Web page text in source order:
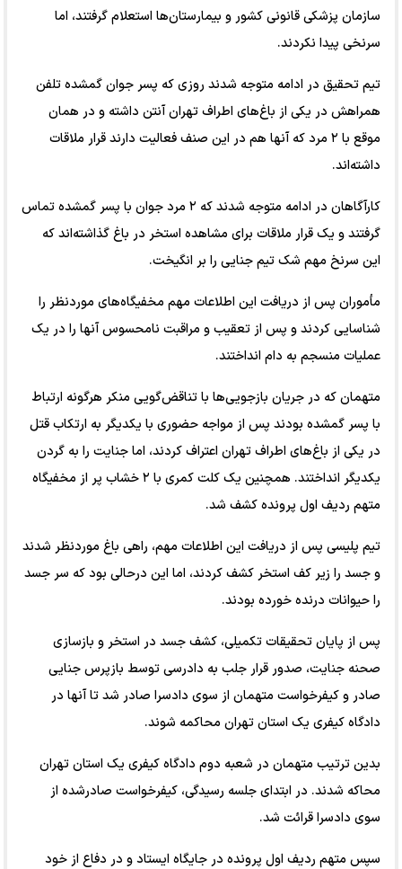
سازمان پزشکی قانونی کشور و بیمارستان‌ها استعلام گرفتند، اما
سرنخی پیدا نکردند.
تیم تحقیق در ادامه متوجه شدند روزی که پسر جوان گمشده تلفن
همراهش در یکی از باغ‌های اطراف تهران آنتن داشته و در همان
موقع با ۲ مرد که آنها هم در این صنف فعالیت دارند قرار ملاقات
داشته‌اند.
کارآگاهان در ادامه متوجه شدند که ۲ مرد جوان با پسر گمشده تماس
گرفتند و یک قرار ملاقات برای مشاهده استخر در باغ گذاشته‌اند که
این سرنخ مهم شک تیم جنایی را بر انگیخت.
مأموران پس از دریافت این اطلاعات مهم مخفیگاه‌های موردنظر را
شناسایی کردند و پس از تعقیب و مراقبت نامحسوس آنها را در یک
عملیات منسجم به دام انداختند.
متهمان که در جریان بازجویی‌ها با تناقض‌گویی منکر هرگونه ارتباط
با پسر گمشده بودند پس از مواجه حضوری با یکدیگر به ارتکاب قتل
در یکی از باغ‌های اطراف تهران اعتراف کردند، اما جنایت را به گردن
یکدیگر انداختند. همچنین یک کلت کمری با ۲ خشاب پر از مخفیگاه
متهم ردیف اول پرونده کشف شد.
تیم پلیسی پس از دریافت این اطلاعات مهم، راهی باغ موردنظر شدند
و جسد را زیر کف استخر کشف کردند، اما این درحالی بود که سر جسد
را حیوانات درنده خورده بودند.
پس از پایان تحقیقات تکمیلی، کشف جسد در استخر و بازسازی
صحنه جنایت، صدور قرار جلب به دادرسی توسط بازپرس جنایی
صادر و کیفرخواست متهمان از سوی دادسرا صادر شد تا آنها در
دادگاه کیفری یک استان تهران محاکمه شوند.
بدین ترتیب متهمان در شعبه دوم دادگاه کیفری یک استان تهران
محاکه شدند. در ابتدای جلسه رسیدگی، کیفرخواست صادرشده از
سوی دادسرا قرائت شد.
سپس متهم ردیف اول پرونده در جایگاه ایستاد و در دفاع از خود